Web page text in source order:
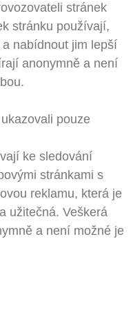
stránek
stránku používají,
nabídnout jim lepší
anonymně a není
pouze
ke sledování
stránkami s
reklamu, která je
užitečná. Veškerá
a není možné je